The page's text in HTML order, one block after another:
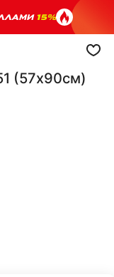
15%
(57х90см)